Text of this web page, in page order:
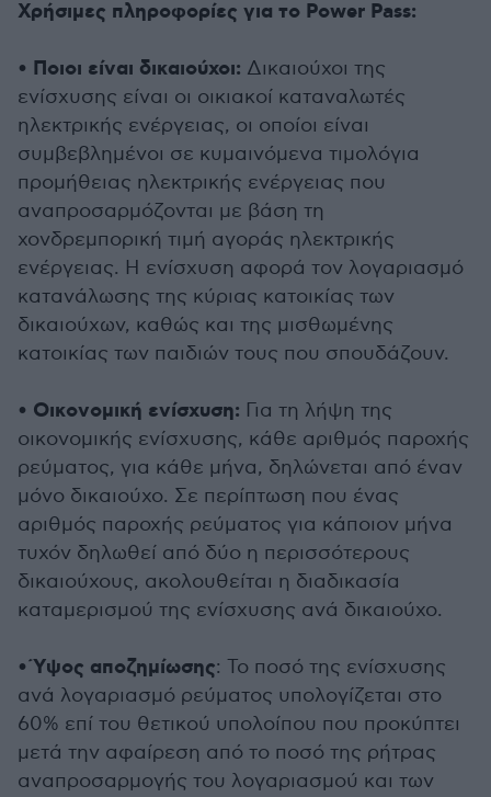
Χρήσιμες πληροφορίες για το Power Pass:
• Ποιοι είναι δικαιούχοι: Δικαιούχοι της
ενίσχυσης είναι οι οικιακοί καταναλωτές
ηλεκτρικής ενέργειας, οι οποίοι είναι
συμβεβλημένοι σε κυμαινόμενα τιμολόγια
προμήθειας ηλεκτρικής ενέργειας που
αναπροσαρμόζονται με βάση τη
χονδρεμπορική τιμή αγοράς ηλεκτρικής
ενέργειας. Η ενίσχυση αφορά τον λογαριασμό
κατανάλωσης της κύριας κατοικίας των
δικαιούχων, καθώς και της μισθωμένης
κατοικίας των παιδιών τους που σπουδάζουν.
• Οικονομική ενίσχυση: Για τη λήψη της
οικονομικής ενίσχυσης, κάθε αριθμός παροχής
ρεύματος, για κάθε μήνα, δηλώνεται από έναν
μόνο δικαιούχο. Σε περίπτωση που ένας
αριθμός παροχής ρεύματος για κάποιον μήνα
τυχόν δηλωθεί από δύο η περισσότερους
δικαιούχους, ακολουθείται η διαδικασία
καταμερισμού της ενίσχυσης ανά δικαιούχο.
•Ύψος αποζημίωσης: Το ποσό της ενίσχυσης
ανά λογαριασμό ρεύματος υπολογίζεται στο
60% επί του θετικού υπολοίπου που προκύπτει
μετά την αφαίρεση από το ποσό της ρήτρας
αναπροσαρμογής του λογαριασμού και των